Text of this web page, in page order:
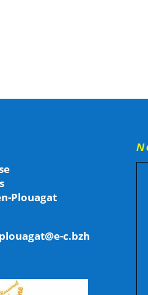
Plouagat
c.bzh